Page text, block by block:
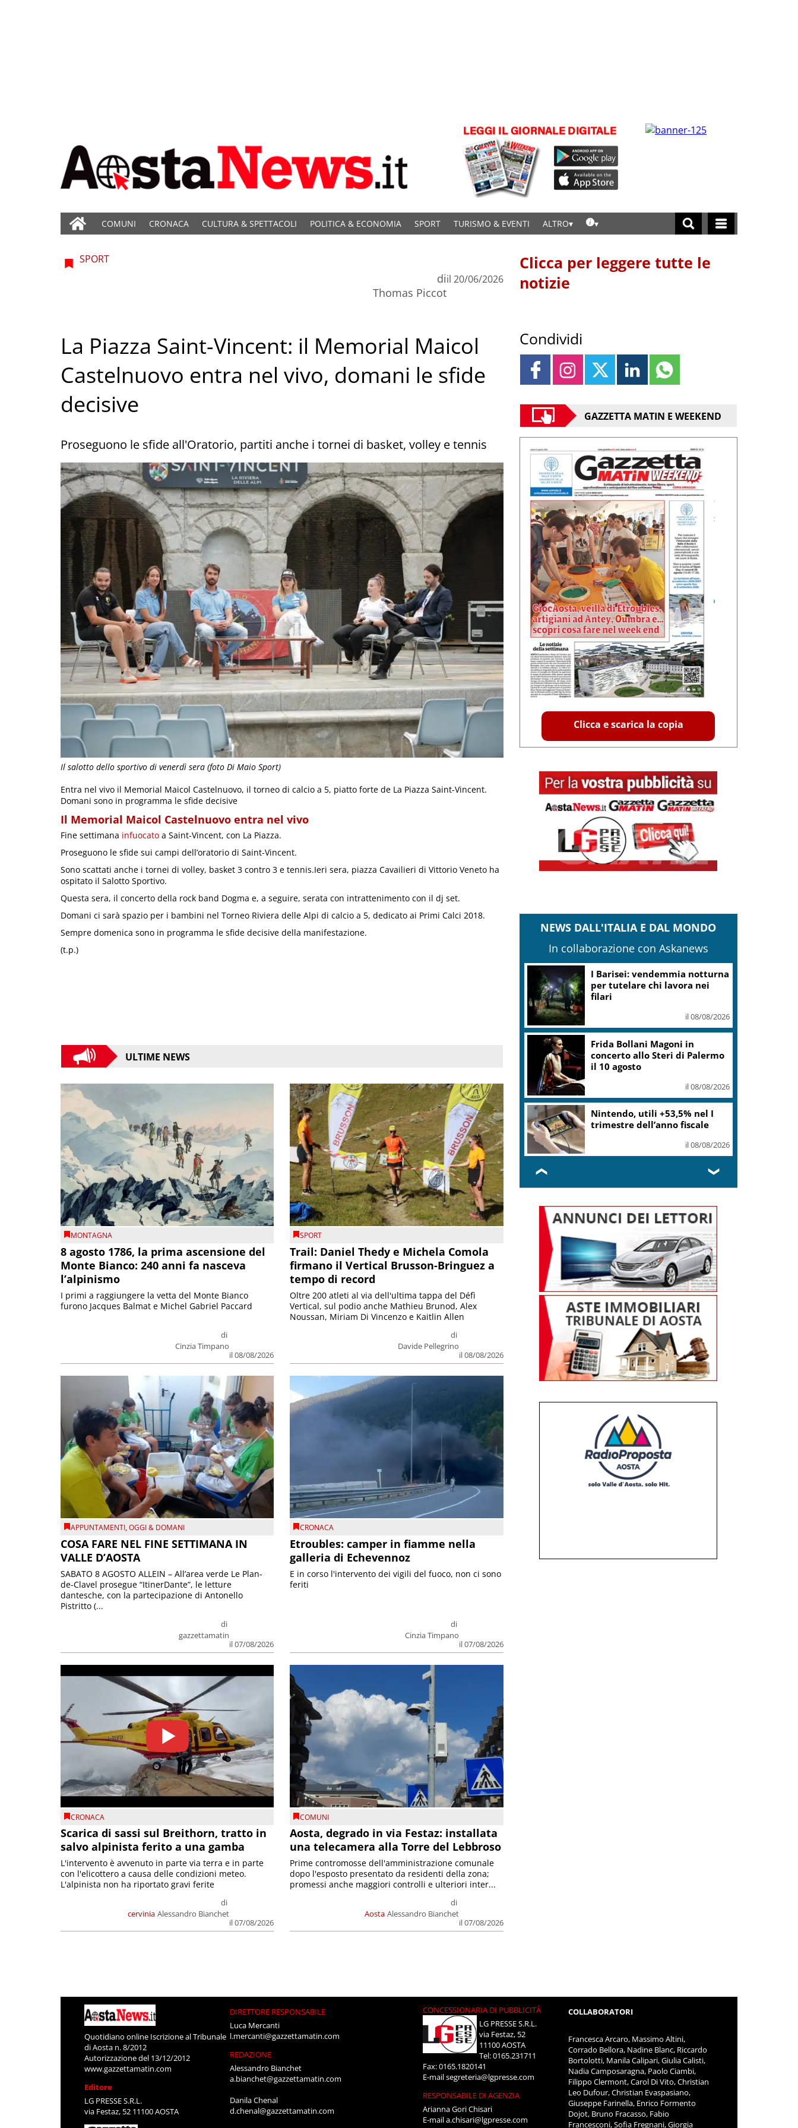
COMUNI CRONACA CULTURA & SPETTACOLI POLITICA & ECONOMIA SPORT TURISMO & EVENTI ALTRO
Il salotto dello sportivo di venerdì sera (foto Di Maio Sport)
SPORT
di
Thomas Piccot
il 20/06/2026
La Piazza Saint-Vincent: il Memorial Maicol
Castelnuovo entra nel vivo, domani le sfide
decisive
Proseguono le sfide all'Oratorio, partiti anche i tornei di basket, volley e tennis
Entra nel vivo il Memorial Maicol Castelnuovo, il torneo di calcio a 5, piatto forte de La Piazza Saint-Vincent.
Domani sono in programma le sfide decisive
Il Memorial Maicol Castelnuovo entra nel vivo
Fine settimana infuocato a Saint-Vincent, con La Piazza.
Proseguono le sfide sui campi dell’oratorio di Saint-Vincent.
Sono scattati anche i tornei di volley, basket 3 contro 3 e tennis.Ieri sera, piazza Cavailieri di Vittorio Veneto ha
ospitato il Salotto Sportivo.
Questa sera, il concerto della rock band Dogma e, a seguire, serata con intrattenimento con il dj set.
Domani ci sarà spazio per i bambini nel Torneo Riviera delle Alpi di calcio a 5, dedicato ai Primi Calci 2018.
Sempre domenica sono in programma le sfide decisive della manifestazione.
(t.p.)
ULTIME NEWS
MONTAGNA
8 agosto 1786, la prima ascensione del
Monte Bianco: 240 anni fa nasceva
l’alpinismo
di
Cinzia Timpano
il 08/08/2026
I primi a raggiungere la vetta del Monte Bianco
furono Jacques Balmat e Michel Gabriel Paccard
SPORT
Trail: Daniel Thedy e Michela Comola
firmano il Vertical Brusson-Bringuez a
tempo di record
di
Davide Pellegrino
il 08/08/2026
Oltre 200 atleti al via dell'ultima tappa del Défì
Vertical, sul podio anche Mathieu Brunod, Alex
Noussan, Miriam Di Vincenzo e Kaitlin Allen
APPUNTAMENTI,OGGI & DOMANI
COSA FARE NEL FINE SETTIMANA IN
VALLE D’AOSTA
di
gazzettamatin
il 07/08/2026
SABATO 8 AGOSTO ALLEIN – All’area verde Le Plan-
de-Clavel prosegue “ItinerDante”, le letture
dantesche, con la partecipazione di Antonello
Pistritto (...
CRONACA
Etroubles: camper in fiamme nella
galleria di Echevennoz
di
Cinzia Timpano
il 07/08/2026
E in corso l'intervento dei vigili del fuoco, non ci sono
feriti
CRONACA
Scarica di sassi sul Breithorn, tratto in
salvo alpinista ferito a una gamba
cervinia
di
Alessandro Bianchet
il 07/08/2026
L'intervento è avvenuto in parte via terra e in parte
con l'elicottero a causa delle condizioni meteo.
L'alpinista non ha riportato gravi ferite
COMUNI
Aosta, degrado in via Festaz: installata
una telecamera alla Torre del Lebbroso
Aosta
di
Alessandro Bianchet
il 07/08/2026
Prime contromosse dell'amministrazione comunale
dopo l'esposto presentato da residenti della zona;
promessi anche maggiori controlli e ulteriori inter...
Clicca per leggere tutte le
notizie
Condividi
GAZZETTA MATIN E WEEKEND
Clicca e scarica la copia
NEWS DALL'ITALIA E DAL MONDO
In collaborazione con Askanews
I Barisei: vendemmia notturna
per tutelare chi lavora nei
filari
il 08/08/2026
Frida Bollani Magoni in
concerto allo Steri di Palermo
il 10 agosto
il 08/08/2026
Nintendo, utili +53,5% nel I
trimestre dell’anno fiscale
il 08/08/2026
❮ ❯
Quotidiano online Iscrizione al Tribunale
di Aosta n. 8/2012
Autorizzazione del 13/12/2012
www.gazzettamatin.com
Editore
LG PRESSE S.R.L.
via Festaz, 52 11100 AOSTA
DIRETTORE RESPONSABILE
Luca Mercanti
l.mercanti@gazzettamatin.com
REDAZIONE
Alessandro Bianchet
a.bianchet@gazzettamatin.com
Danila Chenal
d.chenal@gazzettamatin.com
CONCESSIONARIA DI PUBBLICITÀ
LG PRESSE S.R.L.
via Festaz, 52
11100 AOSTA
Tel: 0165.231711
Fax: 0165.1820141
E-mailsegreteria@lgpresse.com
RESPONSABILE DI AGENZIA
Arianna Gori Chisari
E-maila.chisari@lgpresse.com
COLLABORATORI
Francesca Arcaro, Massimo Altini,
Corrado Bellora, Nadine Blanc, Riccardo
Bortolotti, Manila Calipari, Giulia Calisti,
Nadia Camposaragna, Paolo Ciambi,
Filippo Clermont, Carol Di Vito, Christian
Leo Dufour, Christian Evaspasiano,
Giuseppe Farinella, Enrico Formento
Dojot, Bruno Fracasso, Fabio
Francesconi, Sofia Fregnani, Giorgia